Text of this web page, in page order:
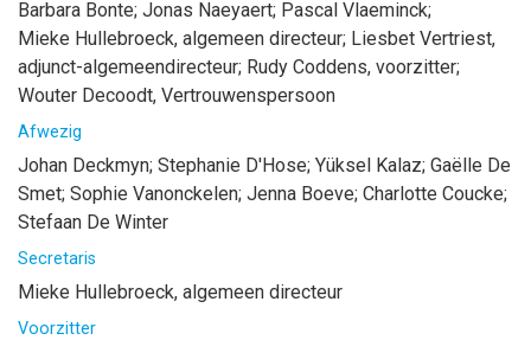
Barbara Bonte; Jonas Naeyaert; Pascal Vlaeminck;
Mieke Hullebroeck, algemeen directeur; Liesbet Vertriest,
adjunct-algemeendirecteur; Rudy Coddens, voorzitter;
Wouter Decoodt, Vertrouwenspersoon
Afwezig
Johan Deckmyn; Stephanie D'Hose; Yüksel Kalaz; Gaëlle De
Smet; Sophie Vanonckelen; Jenna Boeve; Charlotte Coucke;
Stefaan De Winter
Secretaris
Mieke Hullebroeck, algemeen directeur
Voorzitter